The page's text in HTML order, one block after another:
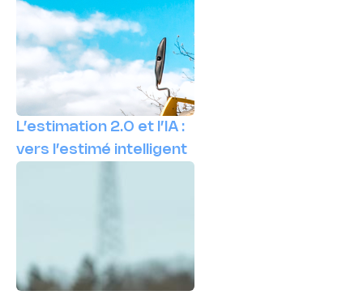
L’estimation 2.0 et l’IA :
vers l’estimé intelligent